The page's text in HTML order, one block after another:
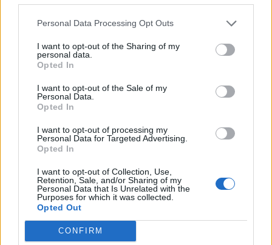
Personal Data Processing Opt Outs
I want to opt-out of the Sharing of my
personal data.
Opted In
I want to opt-out of the Sale of my
Personal Data.
Opted In
I want to opt-out of processing my
Personal Data for Targeted Advertising.
Opted In
I want to opt-out of Collection, Use,
Retention, Sale, and/or Sharing of my
Personal Data that Is Unrelated with the
Purposes for which it was collected.
Opted Out
CONFIRM
είναι μια γιορτή για την αγάπη, τη δημιουργικότητα
και τη διαχρονική κληρονομιά του Marvin Gaye και
του I Want You.